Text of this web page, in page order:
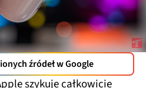
źródeł w Google
szykuje całkowicie